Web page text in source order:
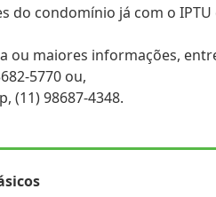
do condomínio já com o
ou maiores informações,
5770 ou,
(11) 98687-4348.